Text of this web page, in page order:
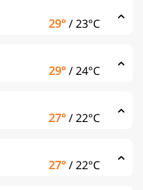
29°/23°C
29°/24°C
27°/22°C
27°/22°C